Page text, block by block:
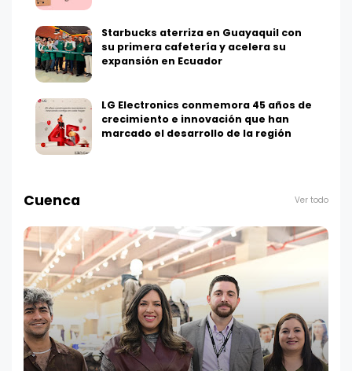
Starbucks aterriza en Guayaquil con
su primera cafetería y acelera su
expansión en Ecuador
LG Electronics conmemora 45 años de
crecimiento e innovación que han
marcado el desarrollo de la región
Cuenca Ver todo